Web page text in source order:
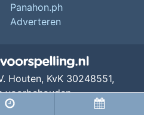
Panahon.ph
Adverteren
Houten, KvK 30248551,
voorbehouden
Instellingen